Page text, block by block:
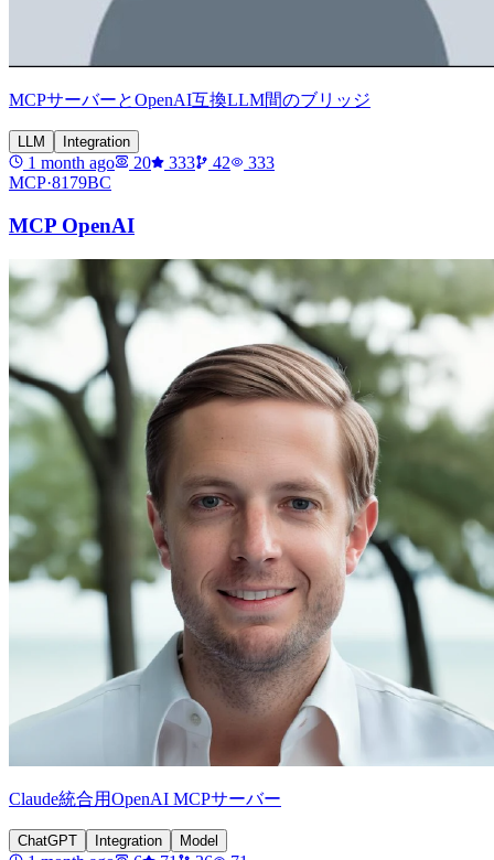
MCPサーバーとOpenAI互換LLM間のブリッジ
LLM Integration
1 month ago 20 333 42
333
MCP·8179BC
MCP OpenAI
Claude統合用OpenAI MCPサーバー
ChatGPT Integration Model